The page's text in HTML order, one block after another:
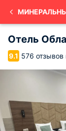
Отель
9.1 576 отзывов